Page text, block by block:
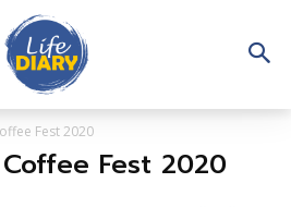
Fest 2020
Fest 2020